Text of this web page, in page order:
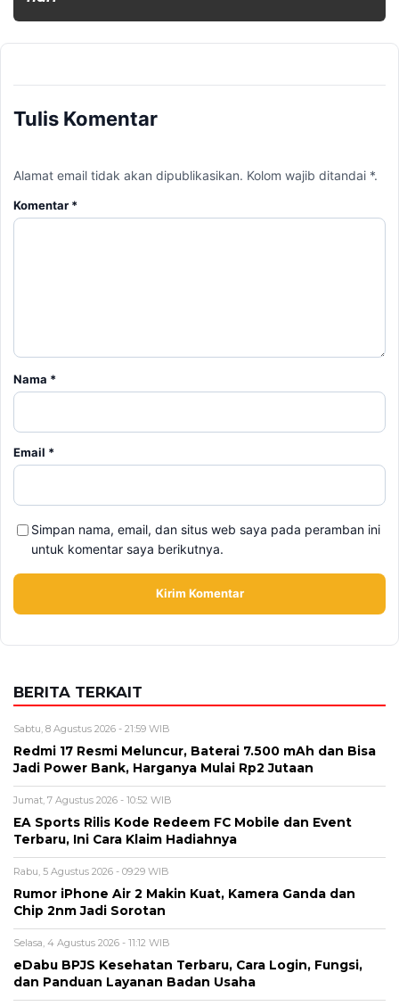
Tulis Komentar
Alamat email tidak akan dipublikasikan. Kolom wajib ditandai *.
Komentar *
Nama *
Email *
Simpan nama, email, dan situs web saya pada peramban ini
untuk komentar saya berikutnya.
BERITA TERKAIT
Sabtu, 8 Agustus 2026 - 21:59 WIB
Redmi 17 Resmi Meluncur, Baterai 7.500 mAh dan Bisa
Jadi Power Bank, Harganya Mulai Rp2 Jutaan
Jumat, 7 Agustus 2026 - 10:52 WIB
EA Sports Rilis Kode Redeem FC Mobile dan Event
Terbaru, Ini Cara Klaim Hadiahnya
Rabu, 5 Agustus 2026 - 09:29 WIB
Rumor iPhone Air 2 Makin Kuat, Kamera Ganda dan
Chip 2nm Jadi Sorotan
Selasa, 4 Agustus 2026 - 11:12 WIB
eDabu BPJS Kesehatan Terbaru, Cara Login, Fungsi,
dan Panduan Layanan Badan Usaha